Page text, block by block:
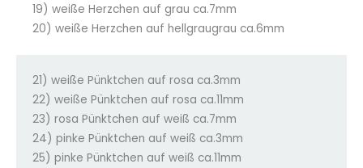
19) weiße Herzchen auf grau ca.7mm
20) weiße Herzchen auf hellgraugrau ca.6mm
21) weiße Pünktchen auf rosa ca.3mm
22) weiße Pünktchen auf rosa ca.11mm
23) rosa Pünktchen auf weiß ca.7mm
24) pinke Pünktchen auf weiß ca.3mm
25) pinke Pünktchen auf weiß ca.11mm